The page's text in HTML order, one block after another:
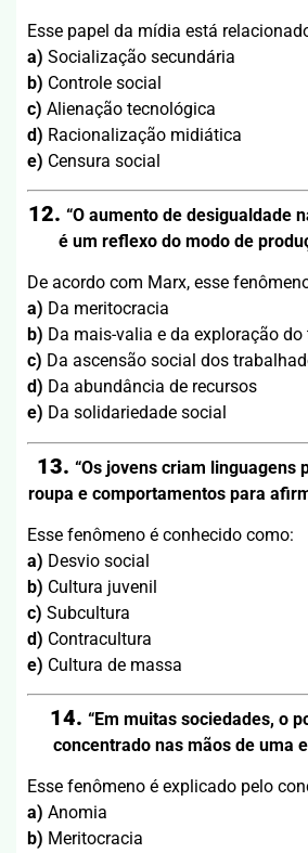
Esse papel da mídia está
a) Socialização secundária
b) Controle social
c) Alienação tecnológica
d) Racionalização midiática
e) Censura social
12. “O aumento de desigualdade
é um reflexo do modo de
De acordo com Marx, esse
a) Da meritocracia
b) Da mais-valia e da exploração
c) Da ascensão social dos
d) Da abundância de recursos
e) Da solidariedade social
13. “Os jovens criam linguagens
roupa e comportamentos para
Esse fenômeno é conhecido como:
a) Desvio social
b) Cultura juvenil
c) Subcultura
d) Contracultura
e) Cultura de massa
14. “Em muitas sociedades, o
concentrado nas mãos de uma
Esse fenômeno é explicado pelo
a) Anomia
b) Meritocracia